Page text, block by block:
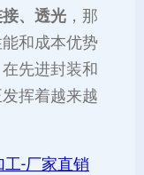
、透光 ，那
和成本优势
先进封装和
挥着越来越
-厂家直销